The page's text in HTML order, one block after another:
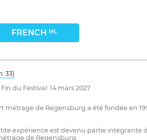
FRENCH ML
33)
du Festival: 14 mars 2027
de Regensburg a été fondée en
expérience est devenu partie intégrante
de Regensburg.